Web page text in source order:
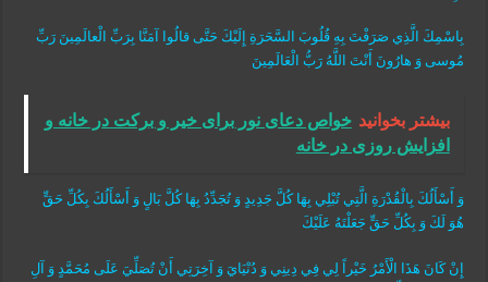
بِاسْمِكَ الَّذِي صَرَفْتَ بِهِ قُلُوبَ السَّحَرَةِ إِلَيْكَ حَتَّى‏ قالُوا آمَنَّا بِرَبِّ الْعالَمِينَ رَبِّ
مُوسى‏ وَ هارُونَ‏ أَنْتَ اللَّهُ رَبُّ الْعَالَمِينَ
بیشتر بخوانید خواص دعای نور برای خیر و برکت در خانه و
افزایش روزی در خانه
وَ أَسْأَلُكَ بِالْقُدْرَةِ الَّتِي تُبْلِي بِهَا كُلَّ جَدِيدٍ وَ تُجَدِّدُ بِهَا كُلَّ بَالٍ وَ أَسْأَلُكَ بِكُلِّ حَقٍّ
هُوَ لَكَ وَ بِكُلِّ حَقٍّ جَعَلْتَهُ عَلَيْكَ
إِنْ كَانَ هَذَا الْأَمْرُ خَيْراً لِي فِي دِينِي وَ دُنْيَايَ وَ آخِرَتِي أَنْ تُصَلِّيَ عَلَى مُحَمَّدٍ وَ آلِ